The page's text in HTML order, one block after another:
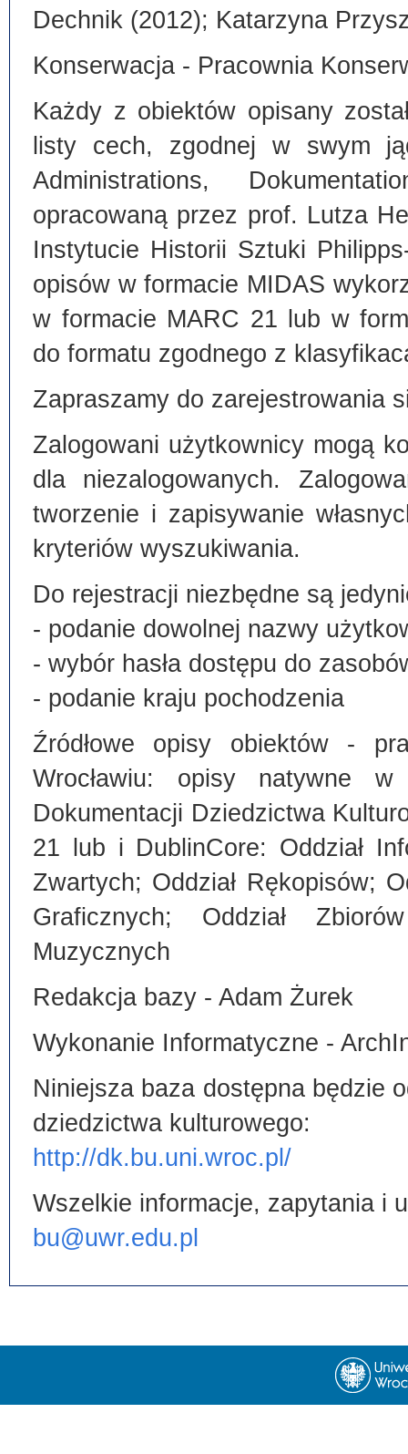
Dechnik (2012); Katarzyna
Konserwacja - Pracownia
Każdy z obiektów opisany
listy cech, zgodnej w swym
Administrations,
opracowaną przez prof. Lutza
Instytucie Historii Sztuki
opisów w formacie MIDAS
w formacie MARC 21 lub w
do formatu zgodnego z
Zapraszamy do zarejestrowania
Zalogowani użytkownicy mogą
dla niezalogowanych.
tworzenie i zapisywanie
kryteriów wyszukiwania.
Do rejestracji niezbędne są
- podanie dowolnej nazwy
- wybór hasła dostępu do
- podanie kraju pochodzenia
Źródłowe opisy obiektów -
Wrocławiu: opisy natywne
Dokumentacji Dziedzictwa
21 lub i DublinCore: Oddział
Zwartych; Oddział Rękopisów;
Graficznych; Oddział
Muzycznych
Redakcja bazy - Adam Żurek
Wykonanie Informatyczne -
Niniejsza baza dostępna będzie
dziedzictwa kulturowego:
http://dk.bu.uni.wroc.pl/
Wszelkie informacje, zapytania i
bu@uwr.edu.pl